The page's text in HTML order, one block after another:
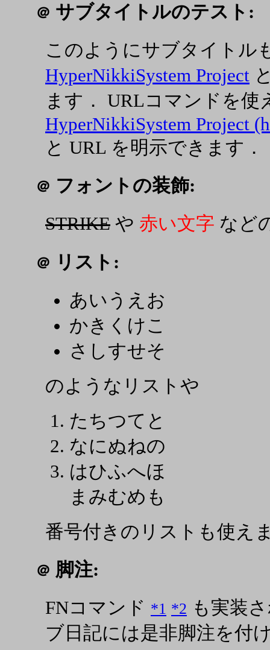
＠ サブタイトルのテスト:
このようにサブタイトル
HyperNikkiSystem Project
ます． URLコマンドを使
HyperNikkiSystem Project
と URL を明示できます．
＠ フォントの装飾:
STRIKE や 赤い文字 など
＠
リスト:
あいうえお
かきくけこ
さしすせそ
のようなリストや
たちつてと
なにぬねの
はひふへほ
まみむめも
番号付きのリストも使え
＠ 脚注:
FNコマンド *1 *2 も実装
ブ日記には是非脚注を付